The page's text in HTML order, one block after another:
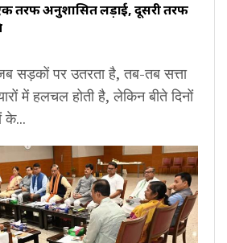
तरफ अनुशासित लड़ाई, दूसरी तरफ
सड़कों पर उतरता है, तब-तब सत्ता
में हलचल होती है, लेकिन बीते दिनों
के...